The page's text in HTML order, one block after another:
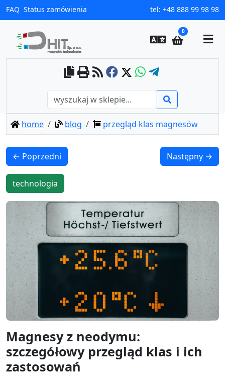
FAQ Status zamówienia tel: +48 888 99 98 98
0
home blog przegląd klas magnesów
← Poprzedni Następny →
technologia
Magnesy z neodymu:
szczegółowy przegląd klas i ich
zastosowań